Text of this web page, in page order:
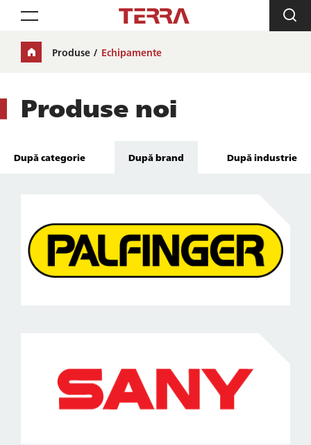
Toggle navigation
Produse Echipamente
Produse noi
După categorie După brand După industrie